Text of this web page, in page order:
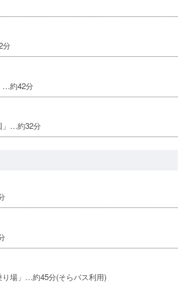
分
…約42分
」…約32分
り場」…約45分(そらバス利用)